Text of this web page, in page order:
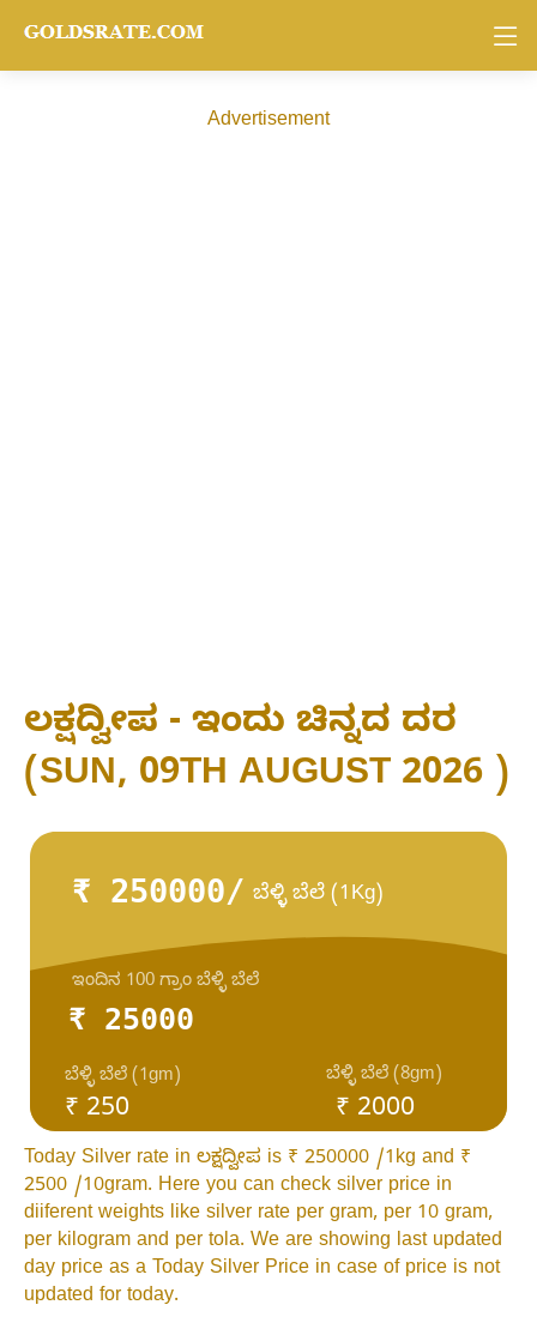
Advertisement
ಲಕ್ಷದ್ವೀಪ - ಇಂದು ಚಿನ್ನದ ದರ
(SUN, 09TH AUGUST 2026 )
₹ 250000/ ಬೆಳ್ಳಿ ಬೆಲೆ (1Kg)
₹ 25000
₹ 250
ಬೆಳ್ಳಿ ಬೆಲೆ (1gm) ಬೆಳ್ಳಿ ಬೆಲೆ (8gm)
ಇಂದಿನ 100 ಗ್ರಾಂ ಬೆಳ್ಳಿ ಬೆಲೆ
₹ 2000
Today Silver rate in ಲಕ್ಷದ್ವೀಪ is ₹ 250000 /1kg and ₹
2500 /10gram. Here you can check silver price in
diiferent weights like silver rate per gram, per 10 gram,
per kilogram and per tola. We are showing last updated
day price as a Today Silver Price in case of price is not
updated for today.